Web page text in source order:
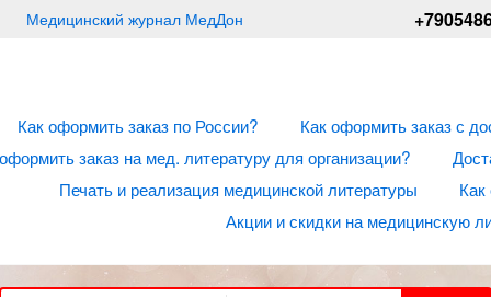
Медицинский журнал МедДон
Как оформить заказ по России?
Как оформить заказ с
заказ на мед. литературу для организации?
Печать и реализация медицинской литературы
Как
Акции и скидки на медицинскую